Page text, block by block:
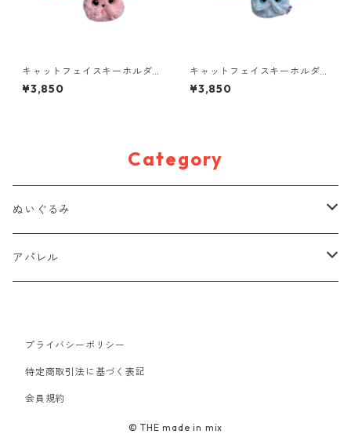
キャットフェイスキーホルダ
ー
¥3,850
キャットフェイスキーホルダ
ー
¥3,850
Category
ぬいぐるみ
置きぬいぐるみ
マグネット
ポーチ
アパレル
バッグ
アクセサリー
プライバシーポリシー
特定商取引法に基づく表記
会員規約
© THE made in mix